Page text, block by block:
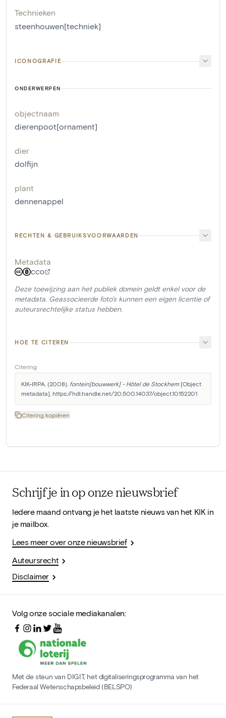
Technieken
steenhouwen[techniek]
ICONOGRAFIE
ONDERWERPEN
objectnaam
dierenpoot[ornament]
dier
dolfijn
plant
dennenappel
RECHTEN & GEBRUIKSVOORWAARDEN
Metadata
CC0
Deze toewijzing aan het publiek domein geldt enkel voor de
metadata. Geassocieerde foto's kunnen een eigen licentie of
auteursrechtelijke status hebben.
HOE TE CITEREN
Citering
KIK-IRPA. (2008). fontein[bouwwerk] - Hôtel de Stockhem [Object
metadata]. https://hdl.handle.net/20.500.14037/object.10152201
Citering kopiëren
Schrijf je in op onze nieuwsbrief
Iedere maand ontvang je het laatste nieuws van het KIK in
je mailbox.
Lees meer over onze nieuwsbrief
Auteursrecht
Disclaimer
Volg onze sociale mediakanalen:
Met de steun van DIGIT, het digitaliseringsprogramma van het
Federaal Wetenschapsbeleid (BELSPO)